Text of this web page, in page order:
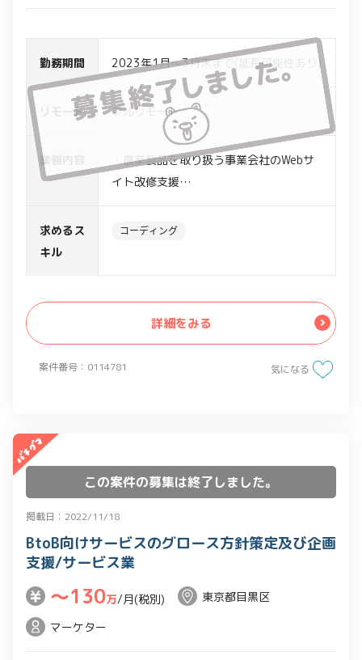
案件番号：0114781
勤務期間 2023年1月～3月末まで(延長可能性あり)
リモート フルリモート
業務内容
・農業製品を取り扱う事業会社のWebサ
イト改修支援
機能追加など
求めるス
キル
コーディング
詳細をみる
気になる
この案件の募集は終了しました。
掲載日：2022/11/18
BtoB向けサービスのグロース方針策定及び企画
支援/サービス業
〜130万/月(税別)
東京都目黒区
マーケター